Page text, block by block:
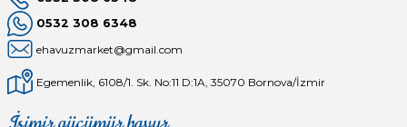
0532 308 6348
ehavuzmarket@gmail.com
Egemenlik, 6108/1. Sk. No:11 D:1A, 35070 Bornova/İzmir
Mağaza